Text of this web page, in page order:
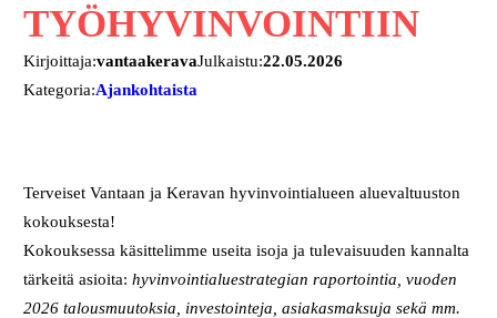
TYÖHYVINVOINTIIN
Kirjoittaja:vantaakeravaJulkaistu:22.05.2026
Kategoria:Ajankohtaista
Terveiset Vantaan ja Keravan hyvinvointialueen aluevaltuuston
kokouksesta!
Kokouksessa käsittelimme useita isoja ja tulevaisuuden kannalta
tärkeitä asioita:hyvinvointialuestrategian raportointia, vuoden
2026 talousmuutoksia, investointeja, asiakasmaksuja sekä mm.